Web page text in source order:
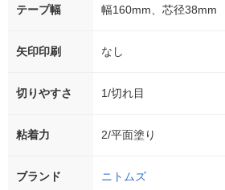
テープ幅 幅160mm、芯径38mm
矢印印刷 なし
切りやすさ 1/切れ目
粘着力 2/平面塗り
ブランド ニトムズ